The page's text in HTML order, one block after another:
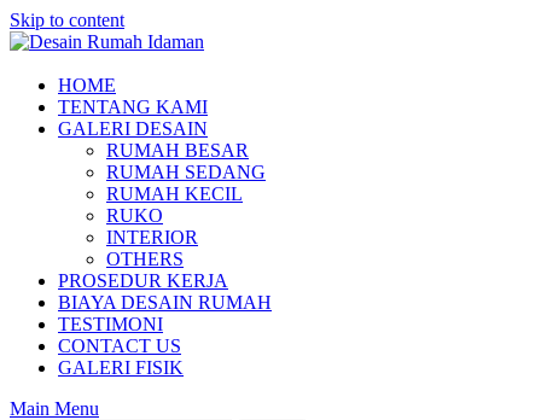
Skip to content
HOME
TENTANG KAMI
GALERI DESAIN
RUMAH BESAR
RUMAH SEDANG
RUMAH KECIL
RUKO
INTERIOR
OTHERS
PROSEDUR KERJA
BIAYA DESAIN RUMAH
TESTIMONI
CONTACT US
GALERI FISIK
Main Menu